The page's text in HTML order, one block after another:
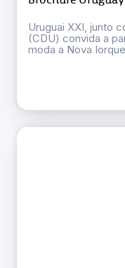
Uruguai XXI, junto
(CDU) convida a
moda a Nova